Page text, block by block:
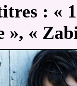
: «
», «